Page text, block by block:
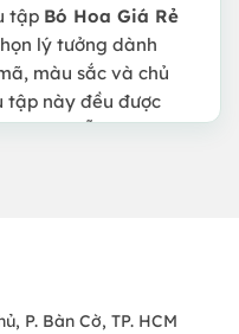
tập Bó Hoa Giá Rẻ
lý tưởng dành
màu sắc và chủ
tập này đều được
tươi mỗi ngày
phối hoa, gói giấy
P. Bàn Cờ, TP. HCM